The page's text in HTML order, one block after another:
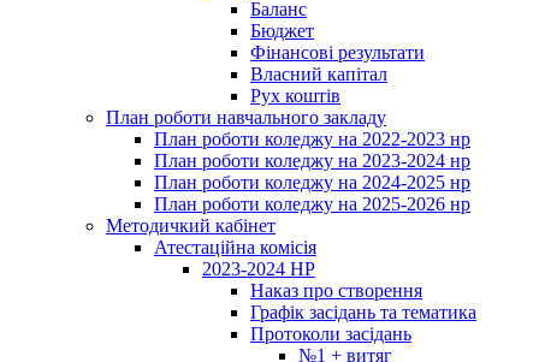
Баланс
Бюджет
Фінансові результати
Власний капітал
Рух коштів
План роботи навчального закладу
План роботи коледжу на 2022-2023 нр
План роботи коледжу на 2023-2024 нр
План роботи коледжу на 2024-2025 нр
План роботи коледжу на 2025-2026 нр
Методичкий кабінет
Атестаційна комісія
2023-2024 НР
Наказ про створення
Графік засідань та тематика
Протоколи засідань
№1 + витяг